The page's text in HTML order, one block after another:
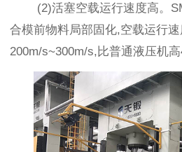
(2)活塞空载运行速度高。
合模前物料局部固化,空载运行速
200m/s~300m/s,比普通液压机高